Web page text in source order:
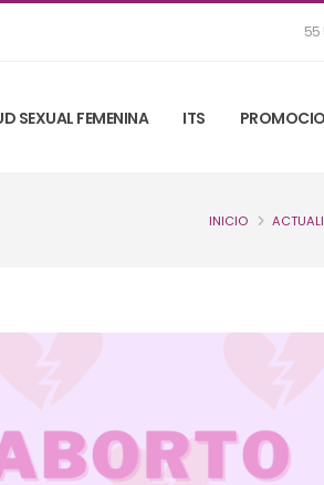
55
SEXUAL FEMENINA ITS
INICIO